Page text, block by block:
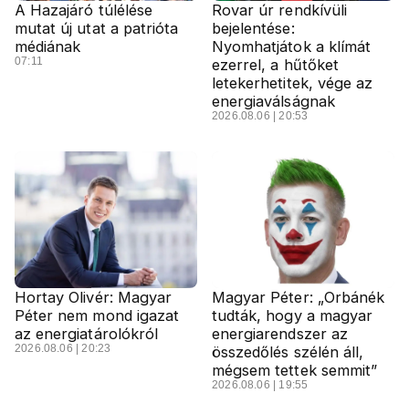
A Hazajáró túlélése
mutat új utat a patrióta
médiának
07:11
Rovar úr rendkívüli
bejelentése:
Nyomhatjátok a klímát
ezerrel, a hűtőket
letekerhetitek, vége az
energiaválságnak
2026.08.06 | 20:53
Hortay Olivér: Magyar
Péter nem mond igazat
az energiatárolókról
2026.08.06 | 20:23
Magyar Péter: „Orbánék
tudták, hogy a magyar
energiarendszer az
összedőlés szélén áll,
mégsem tettek semmit”
2026.08.06 | 19:55